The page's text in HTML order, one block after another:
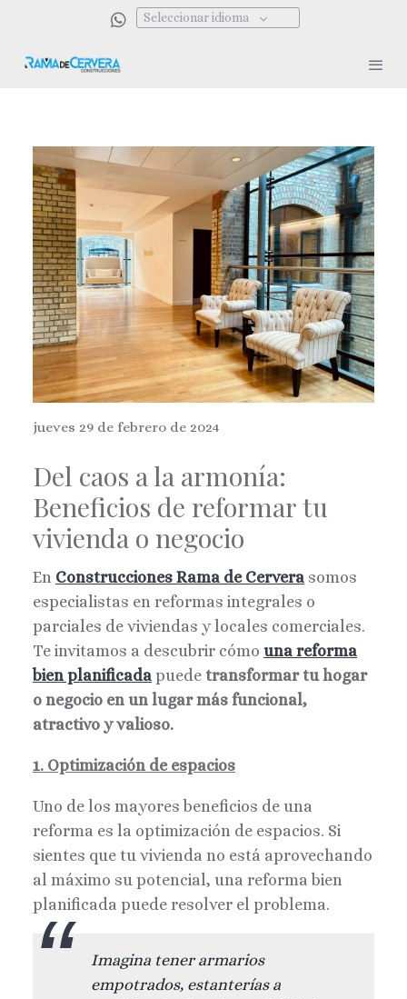
Seleccionar idioma
jueves 29 de febrero de 2024
Del caos a la armonía:
Beneficios de reformar tu
vivienda o negocio
En Construcciones Rama de Cervera somos
especialistas en reformas integrales o
parciales de viviendas y locales comerciales.
Te invitamos a descubrir cómo una reforma
bien planificada puede transformar tu hogar
o negocio en un lugar más funcional,
atractivo y valioso.
1. Optimización de espacios
Uno de los mayores beneficios de una
reforma es la optimización de espacios. Si
sientes que tu vivienda no está aprovechando
al máximo su potencial, una reforma bien
planificada puede resolver el problema.
Imagina tener armarios
empotrados, estanterías a